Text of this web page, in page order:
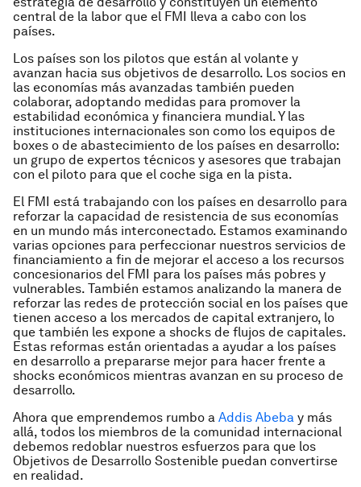
central de la labor que el FMI lleva a cabo con los
países.
Los países son los pilotos que están al volante y
avanzan hacia sus objetivos de desarrollo. Los socios en
las economías más avanzadas también pueden
colaborar, adoptando medidas para promover la
estabilidad económica y financiera mundial. Y las
instituciones internacionales son como los equipos de
boxes o de abastecimiento de los países en desarrollo:
un grupo de expertos técnicos y asesores que trabajan
con el piloto para que el coche siga en la pista.
El FMI está trabajando con los países en desarrollo para
reforzar la capacidad de resistencia de sus economías
en un mundo más interconectado. Estamos examinando
varias opciones para perfeccionar nuestros servicios de
financiamiento a fin de mejorar el acceso a los recursos
concesionarios del FMI para los países más pobres y
vulnerables. También estamos analizando la manera de
reforzar las redes de protección social en los países que
tienen acceso a los mercados de capital extranjero, lo
que también les expone a shocks de flujos de capitales.
Estas reformas están orientadas a ayudar a los países
en desarrollo a prepararse mejor para hacer frente a
shocks económicos mientras avanzan en su proceso de
desarrollo.
Ahora que emprendemos rumbo a Addis Abeba y más
allá, todos los miembros de la comunidad internacional
debemos redoblar nuestros esfuerzos para que los
Objetivos de Desarrollo Sostenible puedan convertirse
en realidad.